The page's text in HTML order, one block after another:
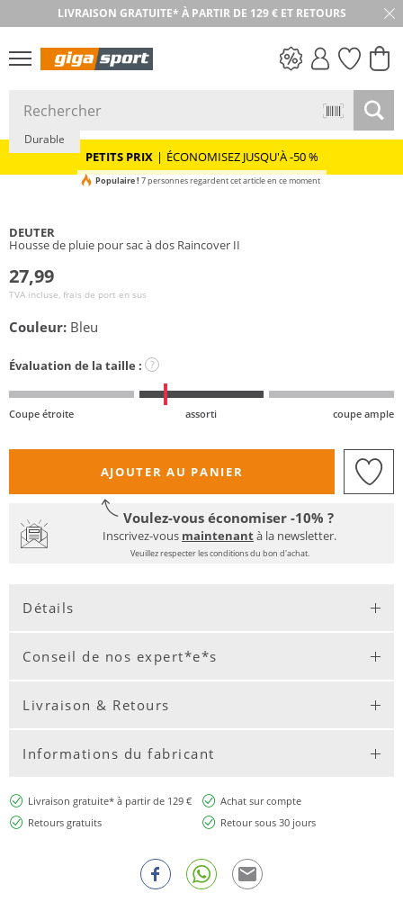
LIVRAISON GRATUITE* À PARTIR DE 129 € ET RETOURS
RETOUR SOUS 30 JOURS
PETITS PRIX
PETITS PRIX | ÉCONOMISEZ JUSQU'À -50 %
Durable
Populaire ! 7 personnes regardent cet article en ce moment
DEUTER
Housse de pluie pour sac à dos Raincover II
27,99
TVA incluse, frais de port en sus
Couleur: Bleu
Évaluation de la taille : ?
Coupe étroite assorti coupe ample
AJOUTER AU PANIER
Voulez-vous économiser -10% ?
Inscrivez-vous maintenantà la newsletter.
Veuillez respecter les conditions du bon d'achat.
Détails
Conseil de nos expert*e*s
Livraison & Retours
Informations du fabricant
Livraison gratuite* à partir de 129 €
Achat sur compte
Retours gratuits
Retour sous 30 jours